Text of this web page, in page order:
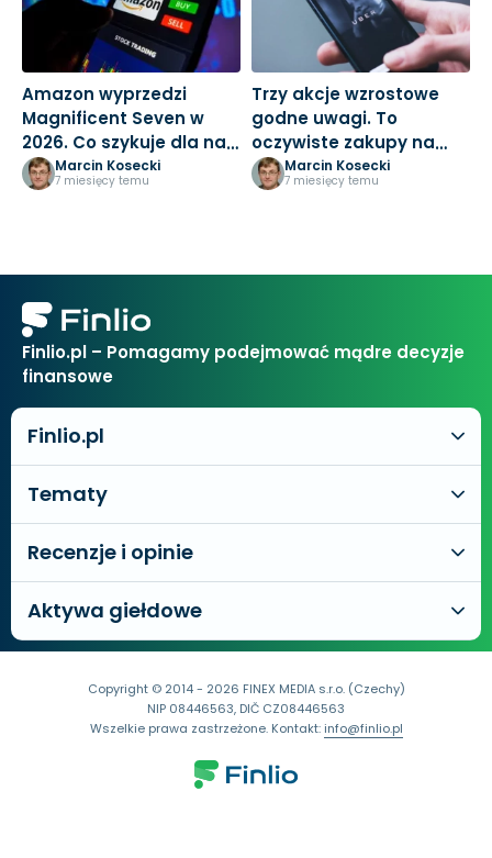
Amazon wyprzedzi
Magnificent Seven w
2026. Co szykuje dla nas
Jeff Bezos?
Marcin Kosecki
7 miesięcy temu
Trzy akcje wzrostowe
godne uwagi. To
oczywiste zakupy na
nowy rok
Marcin Kosecki
7 miesięcy temu
Finlio.pl – Pomagamy podejmować mądre decyzje
finansowe
Finlio.pl
Tematy
Recenzje i opinie
Aktywa giełdowe
Copyright © 2014 - 2026 FINEX MEDIA s.r.o. (Czechy)
NIP 08446563, DIČ CZ08446563
Wszelkie prawa zastrzeżone. Kontakt:info@finlio.pl